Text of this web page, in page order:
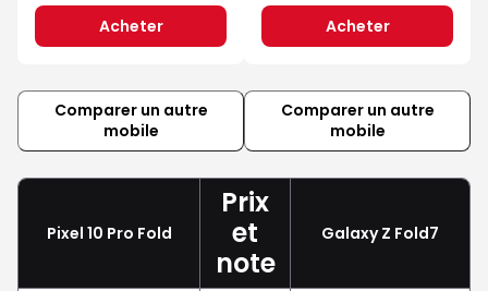
Acheter
Acheter
Comparer un autre
mobile
Comparer un autre
mobile
Pixel 10 Pro Fold
Prix
et
note
Galaxy Z Fold7